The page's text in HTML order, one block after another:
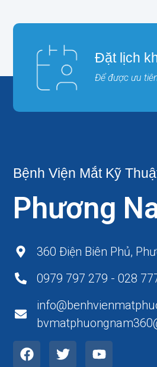
Đặt lịch
Để được ưu
Bệnh Viện Mắt Kỹ
Phương
360 Điện Biên Phủ,
0979 797 279 - 028